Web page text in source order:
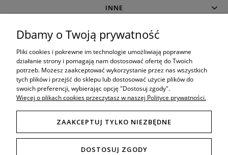
INNE
MOJE KONTO
O SKLEPIE
8:00 - 19:00
Tel. mobil: 506 034 222,789 470 766
Dbamy o Twoją prywatność
Pliki cookies i pokrewne im technologie umożliwiają poprawne
działanie strony i pomagają nam dostosować ofertę do Twoich
potrzeb. Możesz zaakceptować wykorzystanie przez nas wszystkich
tych plików i przejść do sklepu lub dostosować użycie plików do
swoich preferencji, wybierając opcję "Dostosuj zgody".
Więcej o plikach cookies przeczytasz w naszej Polityce prywatności.
ZAAKCEPTUJ TYLKO NIEZBĘDNE
DOSTOSUJ ZGODY